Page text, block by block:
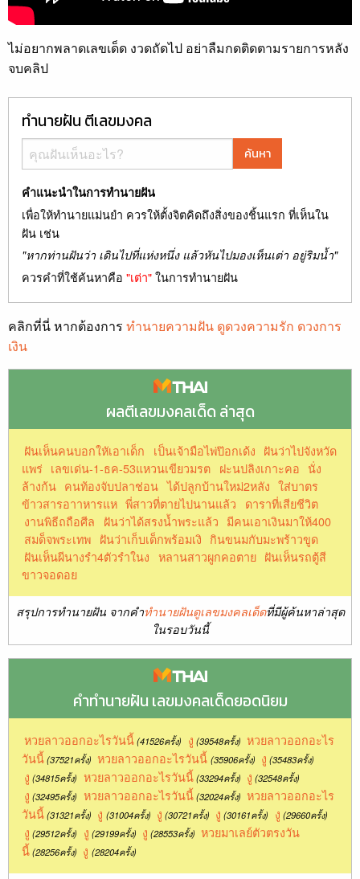
ไม่อยากพลาดเลขเด็ด งวดถัดไป อย่าลืมกดติดตามรายการหลัง
จบคลิป
ทำนายฝัน ตีเลขมงคล
ค้นหา
คำแนะนำในการทำนายฝัน
เพื่อให้ทำนายแม่นยำ ควรให้ตั้งจิตคิดถึงสิ่งของชิ้นแรก ที่เห็นใน
ฝัน เช่น
"หากท่านฝันว่า เดินไปที่แห่งหนึ่ง แล้วหันไปมองเห็นเต่า อยู่ริมน้ำ"
ควรคำที่ใช้ค้นหาคือ "เต่า"ในการทำนายฝัน
คลิกที่นี่ หากต้องการ ทำนายความฝัน ดูดวงความรัก ดวงการ
เงิน
ผลตีเลขมงคลเด็ด ล่าสุด
ฝันเห็นคนบอกใหัเอาเด็ก เป็นเจ้ามือไพ่ป๊อกเด้ง ฝันว่าไปจังหวัด
แพร่ เลขเด่น-1-ธค-53แหวนเขียวมรต ฝะนปลิงเกาะคอ นั่ง
ล้างก้น คนท้องจับปลาช่อน ได้ปลูกบ้านใหม่2หลัง ใส่บาตร
ข้าวสารอาาหารแห พี่สาวที่ตายไปนานแล้ว
ดาราที่เสียชีวิต
งานพิธีถถือศีล
ฝันว่าได้สรงน้ำพระแล้ว มีคนเอาเงินมาให้400
สมด็จพระเทพ ฝันว่าเก็บเด็กพร้อมเงิ กินขนมกับมะพร้าวขูด
ฝันเห็นผีนางรำ4ตัวรำในง หลานสาวผูกคอตาย ฝันเห็นรถตู้สี
ขาวจอดอย
สรุปการทำนายฝัน จากคำทำนายฝันดูเลขมงคลเด็ดที่มีผู้ค้นหาล่าสุด
ในรอบวันนี้
คำทำนายฝัน เลขมงคลเด็ดยอดนิยม
หวยลาวออกอะไรวันนี้ (41526ครั้ง) งู (39548ครั้ง) หวยลาวออกอะไร
วันนี้(37521ครั้ง) หวยลาวออกอะไรวันนี้ (35906ครั้ง) งู (35483ครั้ง)
งู (34815ครั้ง) หวยลาวออกอะไรวันนี้ (33294ครั้ง) งู (32548ครั้ง)
งู (32495ครั้ง) หวยลาวออกอะไรวันนี้ (32024ครั้ง) หวยลาวออกอะไร
วันนี้(31321ครั้ง) งู (31004ครั้ง) งู (30721ครั้ง) งู (30161ครั้ง) งู (29660ครั้ง)
งู (29512ครั้ง) งู (29199ครั้ง) งู (28553ครั้ง) หวยมาเลย์ตัวตรงวัน
นี้(28256ครั้ง) งู (28204ครั้ง)